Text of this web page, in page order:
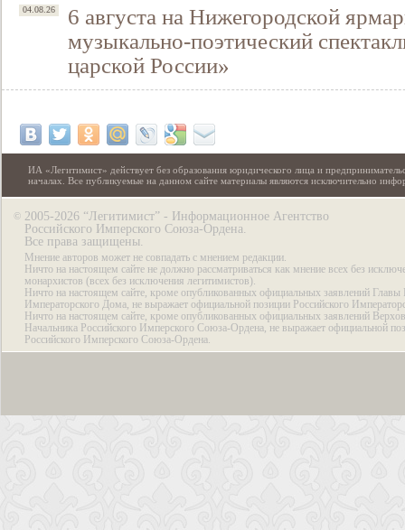
04.08.26
6 августа на Нижегородской
музыкально-поэтический
царской России»
ИА «Легитимист» действует без образования юридического лица и
началах. Все публикуемые на данном сайте материалы являются исключительно
© 2005-2026 “Легитимист” - Информационное Агентство
Российского Имперского Союза-Ордена.
Все права защищены.
Мнение авторов может не совпадать с мнением редакции.
Ничто на настоящем сайте не должно рассматриваться как мнение всех без
монархистов (всех без исключения легитимистов).
Ничто на настоящем сайте, кроме опубликованных официальных заявлений Главы
Императорского Дома, не выражает официальной позиции Российского
Ничто на настоящем сайте, кроме опубликованных официальных заявлений
Начальника Российского Имперского Союза-Ордена, не выражает официальной
Российского Имперского Союза-Ордена.